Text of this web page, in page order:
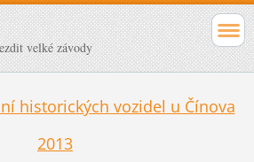
velké závody
historických vozidel u Čínova
2013